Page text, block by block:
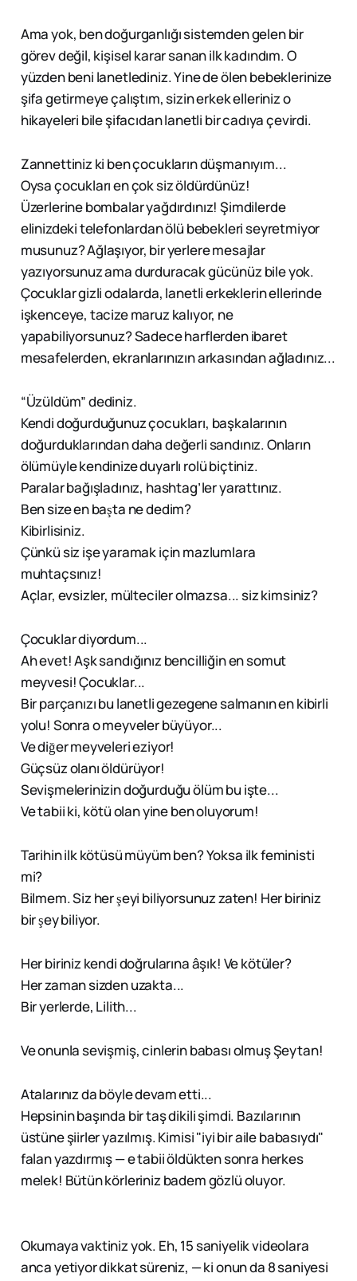
Ama yok, ben doğurganlığı sistemden gelen bir
görev değil, kişisel karar sanan ilk kadındım. O
yüzden beni lanetlediniz. Yine de ölen bebeklerinize
şifa getirmeye çalıştım, sizin erkek elleriniz o
hikayeleri bile şifacıdan lanetli bir cadıya çevirdi.
Zannettiniz ki ben çocukların düşmanıyım...
Oysa çocukları en çok siz öldürdünüz!
Üzerlerine bombalar yağdırdınız! Şimdilerde
elinizdeki telefonlardan ölü bebekleri seyretmiyor
musunuz? Ağlaşıyor, bir yerlere mesajlar
yazıyorsunuz ama durduracak gücünüz bile yok.
Çocuklar gizli odalarda, lanetli erkeklerin ellerinde
işkenceye, tacize maruz kalıyor, ne
yapabiliyorsunuz? Sadece harflerden ibaret
mesafelerden, ekranlarınızın arkasından ağladınız...
“Üzüldüm” dediniz.
Kendi doğurduğunuz çocukları, başkalarının
doğurduklarından daha değerli sandınız. Onların
ölümüyle kendinize duyarlı rolü biçtiniz.
Paralar bağışladınız, hashtag’ler yarattınız.
Ben size en başta ne dedim?
Kibirlisiniz.
Çünkü siz işe yaramak için mazlumlara
muhtaçsınız!
Açlar, evsizler, mülteciler olmazsa... siz kimsiniz?
Çocuklar diyordum...
Ah evet! Aşk sandığınız bencilliğin en somut
meyvesi! Çocuklar...
Bir parçanızı bu lanetli gezegene salmanın en kibirli
yolu! Sonra o meyveler büyüyor...
Ve diğer meyveleri eziyor!
Güçsüz olanı öldürüyor!
Sevişmelerinizin doğurduğu ölüm bu işte...
Ve tabii ki, kötü olan yine ben oluyorum!
Tarihin ilk kötüsü müyüm ben? Yoksa ilk feministi
mi?
Bilmem. Siz her şeyi biliyorsunuz zaten! Her biriniz
bir şey biliyor.
Her biriniz kendi doğrularına âşık! Ve kötüler?
Her zaman sizden uzakta...
Bir yerlerde, Lilith...
Ve onunla sevişmiş, cinlerin babası olmuş Şeytan!
Atalarınız da böyle devam etti...
Hepsinin başında bir taş dikili şimdi. Bazılarının
üstüne şiirler yazılmış. Kimisi "iyi bir aile babasıydı"
falan yazdırmış — e tabii öldükten sonra herkes
melek! Bütün körleriniz badem gözlü oluyor.
Okumaya vaktiniz yok. Eh, 15 saniyelik videolara
anca yetiyor dikkat süreniz, — ki onun da 8 saniyesi